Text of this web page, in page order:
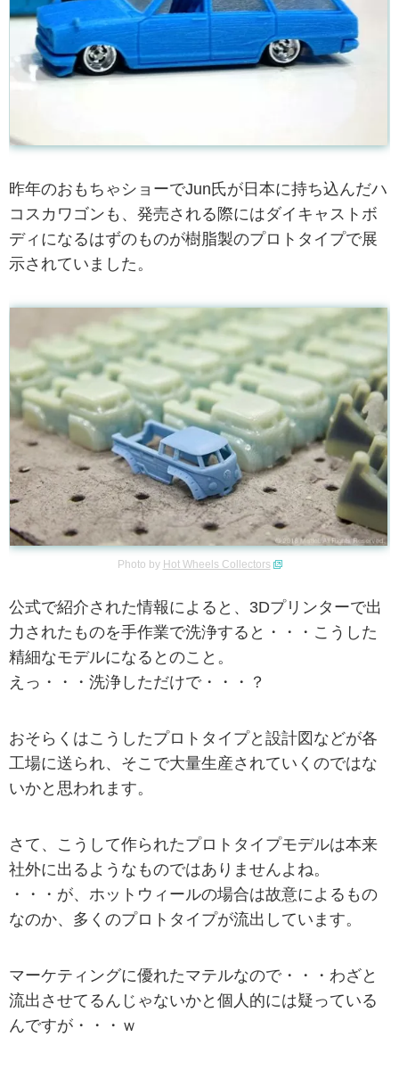
昨年のおもちゃショーでJun氏が日本に持ち込んだハ
コスカワゴンも、発売される際にはダイキャストボ
ディになるはずのものが樹脂製のプロトタイプで展
示されていました。
Photo by Hot Wheels Collectors
公式で紹介された情報によると、3Dプリンターで出
力されたものを手作業で洗浄すると・・・こうした
精細なモデルになるとのこと。
えっ・・・洗浄しただけで・・・？
おそらくはこうしたプロトタイプと設計図などが各
工場に送られ、そこで大量生産されていくのではな
いかと思われます。
さて、こうして作られたプロトタイプモデルは本来
社外に出るようなものではありませんよね。
・・・が、ホットウィールの場合は故意によるもの
なのか、多くのプロトタイプが流出しています。
マーケティングに優れたマテルなので・・・わざと
流出させてるんじゃないかと個人的には疑っている
んですが・・・ｗ